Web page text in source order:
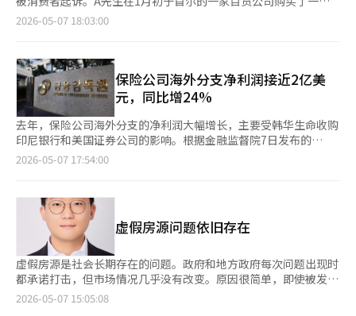
求可能流入，因此决定维持现有限制。江南区主要重建项目也再次
被指定为土地交易许可区。江南区大峙、三成、清潭洞及松坡区蚕
年。被称为“蚕三大清”的这些地区自2020年6月首次被指定为土
地交易许可区以来，每年都被延长，是首尔主要重建市场中最具代
表性的限制区域。涉及的项目包括江南区大峙洞的开浦友成1、2
期、先景、美都、双龙1、2期、友成1期、银马公寓等7个项目，
以及三成洞的振兴公寓、清潭洞的现代1期。松坡区包括蚕室主公5
期、友成1、2、3期、友成4期、亚洲运动员村公寓等。特别是大
峙洞美都公寓包括商场在内的整个区域都被指定为土地交易许可
区。※ 本报道经人工智能（AI）系统翻译与编辑。
产规模为162.4亿美元，同比大幅增长121.2%；负债规模同比增长
202.7%，达120.2亿美元，主要源于新增网点带来的借款及存款大
至去年，共有12家保险公司在11个国家和地区运营46家海外营业
网点。具体来看，海外营业网点主要集中在亚洲，共28家，其中越
南7家、印度尼西亚6家、中国4家；此外，美国设有14家网点，英
国3家，瑞士1家。 报告期内，寿险公司海外营业网点净增1家，财
险公司增加1家。这主要与韩华生命收购印尼Nobu银行及美国券商
Velocity有关，同时韩华生命旗下印尼法人将当地财险业务出售给
韩华财产保险。 金融监督院指出，在中东局势及全球金融市场波
动加剧、气候变化导致灾害风险上升的背景下，保险公司海外经营
监管与指导。
价值1150万韩元的Boucheron戒指，购买一周后发现钻石脱落。
由拒绝退换，仅提供维修服务。A先生因此向Boucheron韩国法人
提起损害赔偿诉讼。A先生的代理律师认为，此事件属于民法上的
缺陷担保责任，构成解除合同的理由。律师表示，奢侈珠宝的价值
在于精致的设计和宝石镶嵌的完整性，购买7天后钻石脱落是严重
缺陷。律师还引用了法国消费者法典，指出在交付后两年内出现的
缺陷应视为原有缺陷，除非卖方能证明是消费者责任，否则应承担
维修、换货或解除合同的责任。此外，此事件引发了对
Boucheron在韩国运营方式的批评。Boucheron韩国法人于2022
义务。一位业内人士指出，奢侈品牌在韩国获得巨额销售额，却在
出现缺陷时以全球指南为借口无视国内消费者保护法。《亚洲经
济》多次通过电话和邮件联系Boucheron以获取对此次诉讼的回
应，但未收到任何答复。※ 本报道经人工智能（AI）系统翻译与编
辑。
2026-05-07 18:03:00
保险公司海外分支净利润接近2亿美
元，同比增24%
去年，保险公司海外分支的净利润大幅增长，主要受韩华生命收购
印尼银行和美国证券公司的影响。根据金融监督院7日发布的
《2025年保险公司海外分支经营业绩（暂定）》，去年海外分支
不计入新并入和出售的分支，现有分支的净利润比前一年减少了
1350万美元。财险公司因缅甸地震和泰国洪水等自然灾害影响，
净利润下降7.8%，为8770万美元。按行业来看，保险业净利润减
少2210万美元至1.286亿美元。金融投资业和银行业因韩华生命收
购美国Velocity证券和印尼Nobu银行，分别实现3420万美元和
2930万美元的利润。特别是Velocity的收购是国内保险公司首次进
入美国证券市场。按地区来看，亚洲增长640万美元至1.216亿美
元，美国增加3200万美元至6640万美元，欧洲减少50万美元至
2026-05-07 17:54:00
虚假房源问题依旧存在
虚假房源是社会长期存在的问题。政府和地方政府每次问题出现时
都承诺打击，但市场情况几乎没有改变。原因很简单，即使被发现
也只是暂时的麻烦，规避制裁的途径依然存在。 《亚洲经济》调
2026-05-07 15:05:08